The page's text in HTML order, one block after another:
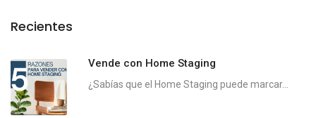
Recientes
Vende con Home Staging
¿Sabías que el Home Staging puede marcar...